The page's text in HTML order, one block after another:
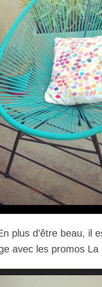
plus d’être beau, il
avec les promos La